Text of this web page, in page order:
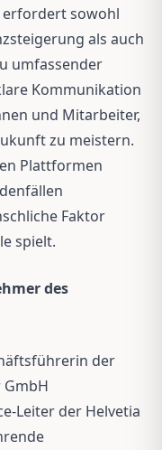
erfordert sowohl
als auch
umfassender
Kommunikation
und Mitarbeiter,
zu meistern.
Plattformen
Faktor
spielt.
des
der
GmbH
Leiter der Helvetia